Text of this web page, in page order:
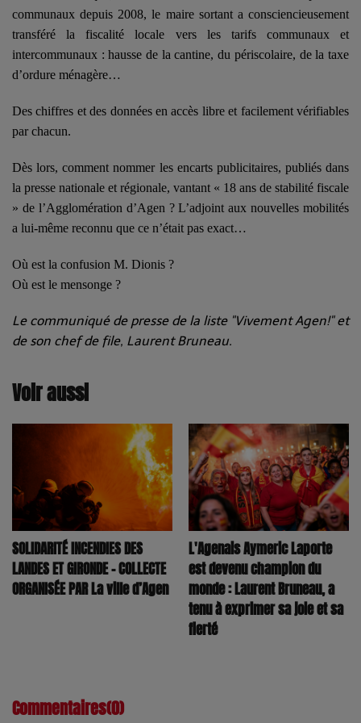
communaux depuis 2008, le maire sortant a consciencieusement
transféré la fiscalité locale vers les tarifs communaux et
intercommunaux : hausse de la cantine, du périscolaire, de la taxe
d’ordure ménagère…
Des chiffres et des données en accès libre et facilement vérifiables
par chacun.
Dès lors, comment nommer les encarts publicitaires, publiés dans
la presse nationale et régionale, vantant « 18 ans de stabilité fiscale
» de l’Agglomération d’Agen ? L’adjoint aux nouvelles mobilités
a lui-même reconnu que ce n’était pas exact…
Où est la confusion M. Dionis ?
Où est le mensonge ?
Le communiqué de presse de la liste "Vivement Agen!" et
de son chef de file, Laurent Bruneau.
Voir aussi
SOLIDARITÉ INCENDIES DES
LANDES ET GIRONDE – COLLECTE
ORGANISÉE PAR La ville d’Agen
L'Agenais Aymeric Laporte
est devenu champion du
monde : Laurent Bruneau, a
tenu à exprimer sa joie et sa
fierté
Commentaires(0)